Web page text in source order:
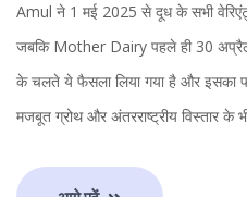
Amul ने 1 मई 2025 से दूध के सभी
जबकि Mother Dairy पहले ही 30
के चलते ये फैसला लिया गया है और इसका
मजबूत ग्रोथ और अंतरराष्ट्रीय विस्तार के